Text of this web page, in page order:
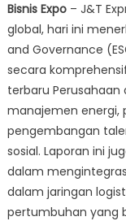
Bisnis Expo– J&T
global, hari ini
and Governance
secara
terbaru
manajemen energi,
pengembangan
sosial. Laporan ini
dalam
dalam jaringan
pertumbuhan yang